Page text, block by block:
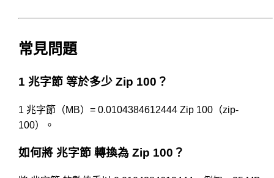
常見問題
1 兆字節 等於多少 Zip 100？
1 兆字節（MB）= 0.0104384612444 Zip 100（zip-
100）。
如何將 兆字節 轉換為 Zip 100？